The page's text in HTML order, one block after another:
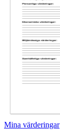
Mina värderingar